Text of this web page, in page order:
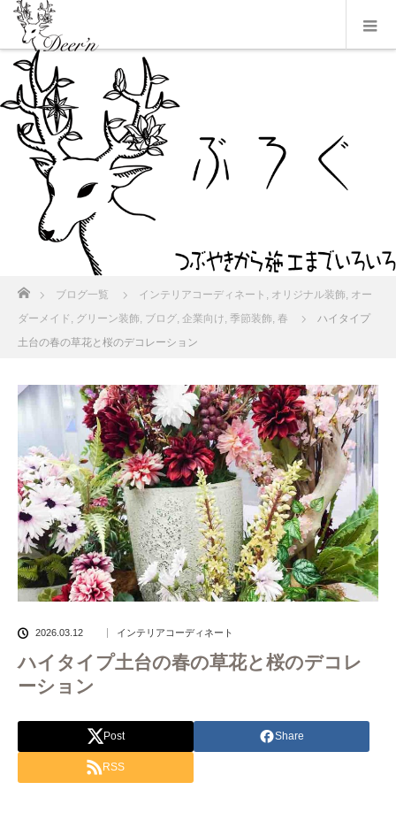
ブログ一覧 インテリアコーディネート , オリジナル装飾, オー
ダーメイド , グリーン装飾, ブログ, 企業向け, 季節装飾, 春
ハイタイプ
土台の春の草花と桜のデコレーション
2026.03.12 インテリアコーディネート
ハイタイプ土台の春の草花と桜のデコレ
ーション
Post Share
RSS